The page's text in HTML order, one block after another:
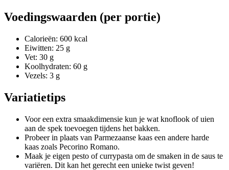
Voedingswaarden (per portie)
Calorieën: 600 kcal
Eiwitten: 25 g
Vet: 30 g
Koolhydraten: 60 g
Vezels: 3 g
Variatietips
Voor een extra smaakdimensie kun je wat knoflook of uien
aan de spek toevoegen tijdens het bakken.
Probeer in plaats van Parmezaanse kaas een andere harde
kaas zoals Pecorino Romano.
Maak je eigen pesto of currypasta om de smaken in de saus te
variëren. Dit kan het gerecht een unieke twist geven!